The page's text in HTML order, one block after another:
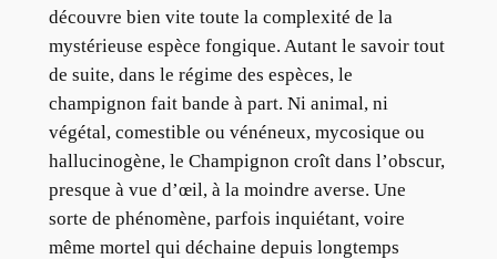
découvre bien vite toute la complexité de la
mystérieuse espèce fongique. Autant le savoir tout
de suite, dans le régime des espèces, le
champignon fait bande à part. Ni animal, ni
végétal, comestible ou vénéneux, mycosique ou
hallucinogène, le Champignon croît dans l’obscur,
presque à vue d’œil, à la moindre averse. Une
sorte de phénomène, parfois inquiétant, voire
même mortel qui déchaine depuis longtemps